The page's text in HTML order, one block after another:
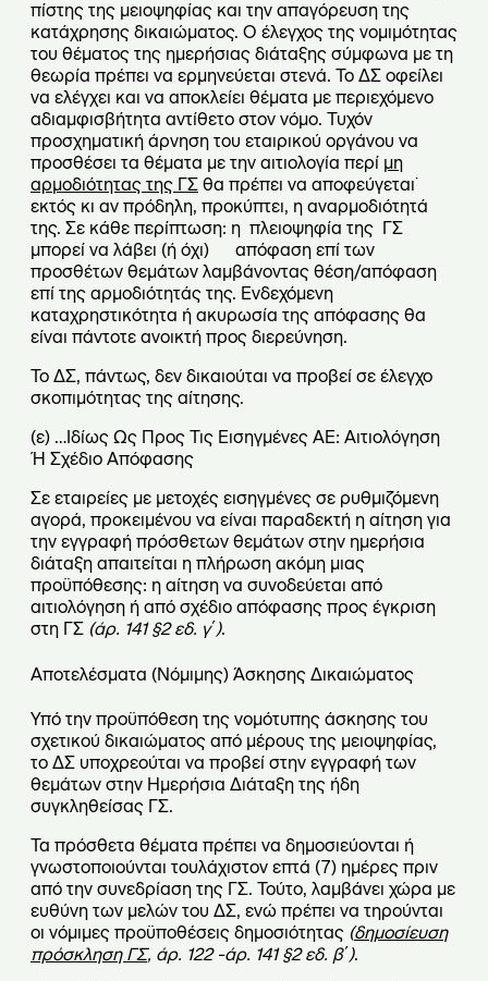
πίστης της μειοψηφίας και την απαγόρευση της
κατάχρησης δικαιώματος. Ο έλεγχος της νομιμότητας
του θέματος της ημερήσιας διάταξης σύμφωνα με τη
θεωρία πρέπει να ερμηνεύεται στενά. Το ΔΣ οφείλει
να ελέγχει και να αποκλείει θέματα με περιεχόμενο
αδιαμφισβήτητα αντίθετο στον νόμο. Τυχόν
προσχηματική άρνηση του εταιρικού οργάνου να
προσθέσει τα θέματα με την αιτιολογία περί μη
αρμοδιότητας της ΓΣ θα πρέπει να αποφεύγεται˙
εκτός κι αν πρόδηλη, προκύπτει, η αναρμοδιότητά
της. Σε κάθε περίπτωση: η πλειοψηφία της ΓΣ
μπορεί να λάβει (ή όχι) απόφαση επί των
προσθέτων θεμάτων λαμβάνοντας θέση/απόφαση
επί της αρμοδιότητάς της. Ενδεχόμενη
καταχρηστικότητα ή ακυρωσία της απόφασης θα
είναι πάντοτε ανοικτή προς διερεύνηση.
Το ΔΣ, πάντως, δεν δικαιούται να προβεί σε έλεγχο
σκοπιμότητας της αίτησης.
(ε) …Ιδίως Ως Προς Τις Εισηγμένες ΑΕ: Αιτιολόγηση
Ή Σχέδιο Απόφασης
Σε εταιρείες με μετοχές εισηγμένες σε ρυθμιζόμενη
αγορά, προκειμένου να είναι παραδεκτή η αίτηση για
την εγγραφή πρόσθετων θεμάτων στην ημερήσια
διάταξη απαιτείται η πλήρωση ακόμη μιας
προϋπόθεσης: η αίτηση να συνοδεύεται από
αιτιολόγηση ή από σχέδιο απόφασης προς έγκριση
στη ΓΣ (άρ. 141§2 εδ. γ΄).
Αποτελέσματα (Νόμιμης) Άσκησης Δικαιώματος
Υπό την προϋπόθεση της νομότυπης άσκησης του
σχετικού δικαιώματος από μέρους της μειοψηφίας,
το ΔΣ υποχρεούται να προβεί στην εγγραφή των
θεμάτων στην Ημερήσια Διάταξη της ήδη
συγκληθείσας ΓΣ.
Τα πρόσθετα θέματα πρέπει να δημοσιεύονται ή
γνωστοποιούνται τουλάχιστον επτά (7) ημέρες πριν
από την συνεδρίαση της ΓΣ. Τούτο, λαμβάνει χώρα με
ευθύνη των μελών του ΔΣ, ενώ πρέπει να τηρούνται
οι νόμιμες προϋποθέσεις δημοσιότητας (δημοσίευση
πρόσκληση ΓΣ, άρ. 122 -άρ. 141§2 εδ. β΄).